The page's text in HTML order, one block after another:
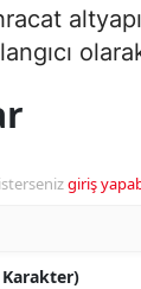
giriş
Karakter)